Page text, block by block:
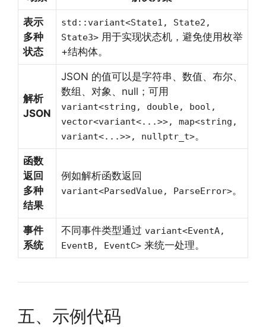
表示
多种
状态
std::variant<State1, State2,
State3> 用于实现状态机，避免使用枚举
+结构体。
解析
JSON
JSON 的值可以是字符串、数值、布尔、
数组、对象、null；可用
variant<string, double, bool,
vector<variant<...>>, map<string,
variant<...>>, nullptr_t>。
函数
返回
多种
结果
例如解析函数返回
variant<ParsedValue, ParseError>。
事件
系统
不同事件类型通过 variant<EventA,
EventB, EventC> 来统一处理。
五、示例代码